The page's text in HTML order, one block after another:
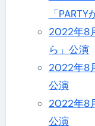
「
2022年8
ら」公演
2022年8
公演
2022年8
公演